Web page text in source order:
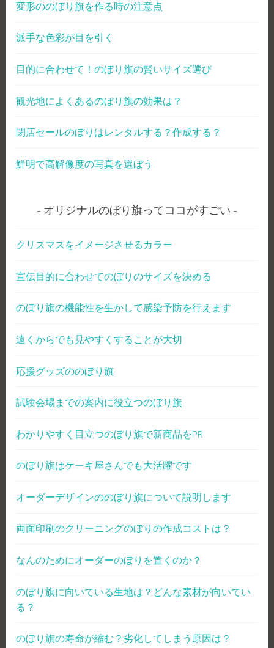
変形ののぼり旗を作る時の注意点
派手な色彩が目を引く
目的に合わせて！のぼり旗の賢いサイズ選び
観光地によくあるのぼり旗の効果は？
閉店セールのぼりはレンタルする？作成する？
鮮明で高解像度の写真を選ぼう
オリジナルのぼり旗ってココがすごい
クリスマスをイメージさせるカラー
宣伝目的に合わせてのぼりのサイズを決める
のぼり旗の機能性を生かして感染予防を行えます
遠くからでも見やすくすることが大切
応援グッズののぼり旗
試験会場までの案内に役立つのぼり旗
わかりやすく目立つのぼり旗で新商品をPR
のぼり旗はケーキ屋さんでも大活躍です
オーダーデザインののぼり旗について説明します
両面印刷のクリーニングのぼりの作成コストは？
なんのためにオーダーのぼりを置くのか？
のぼり旗に向いている生地は？どんな素材が向いてい
る？
のぼり旗の寿命が縮む？劣化してしまう原因は？